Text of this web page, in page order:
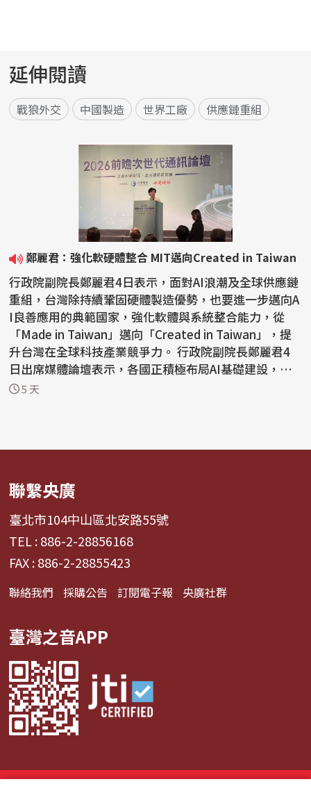
延伸閱讀
戰狼外交 中國製造 世界工廠 供應鏈重組
鄭麗君：強化軟硬體整合 MIT邁向Created in Taiwan
行政院副院長鄭麗君4日表示，面對AI浪潮及全球供應鏈
重組，台灣除持續鞏固硬體製造優勢，也要進一步邁向A
I良善應用的典範國家，強化軟體與系統整合能力，從
「Made in Taiwan」邁向「Created in Taiwan」，提
升台灣在全球科技產業競爭力。 行政院副院長鄭麗君4
日出席媒體論壇表示，各國正積極布局AI基礎建設，在
地緣政...
5 天
聯繫央廣
臺北市104中山區北安路55號
TEL : 886-2-28856168
FAX : 886-2-28855423
聯絡我們 採購公告 訂閱電子報 央廣社群
臺灣之音APP